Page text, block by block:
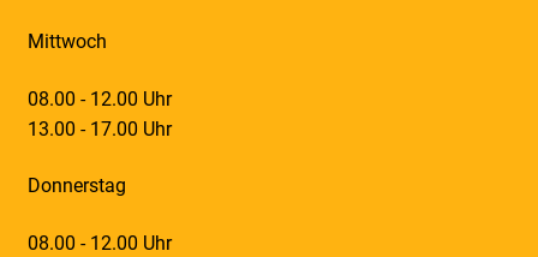
Mittwoch
08.00 - 12.00 Uhr
13.00 - 17.00 Uhr
Donnerstag
08.00 - 12.00 Uhr